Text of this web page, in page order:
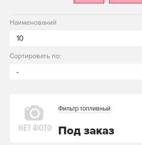
Наименований
10
Сортировать по:
-
Фильтр топливный
Под заказ